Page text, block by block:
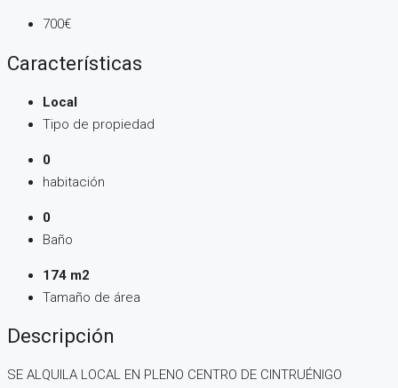
700€
Características
Local
Tipo de propiedad
0
habitación
0
Baño
174 m2
Tamaño de área
Descripción
SE ALQUILA LOCAL EN PLENO CENTRO DE CINTRUÉNIGO